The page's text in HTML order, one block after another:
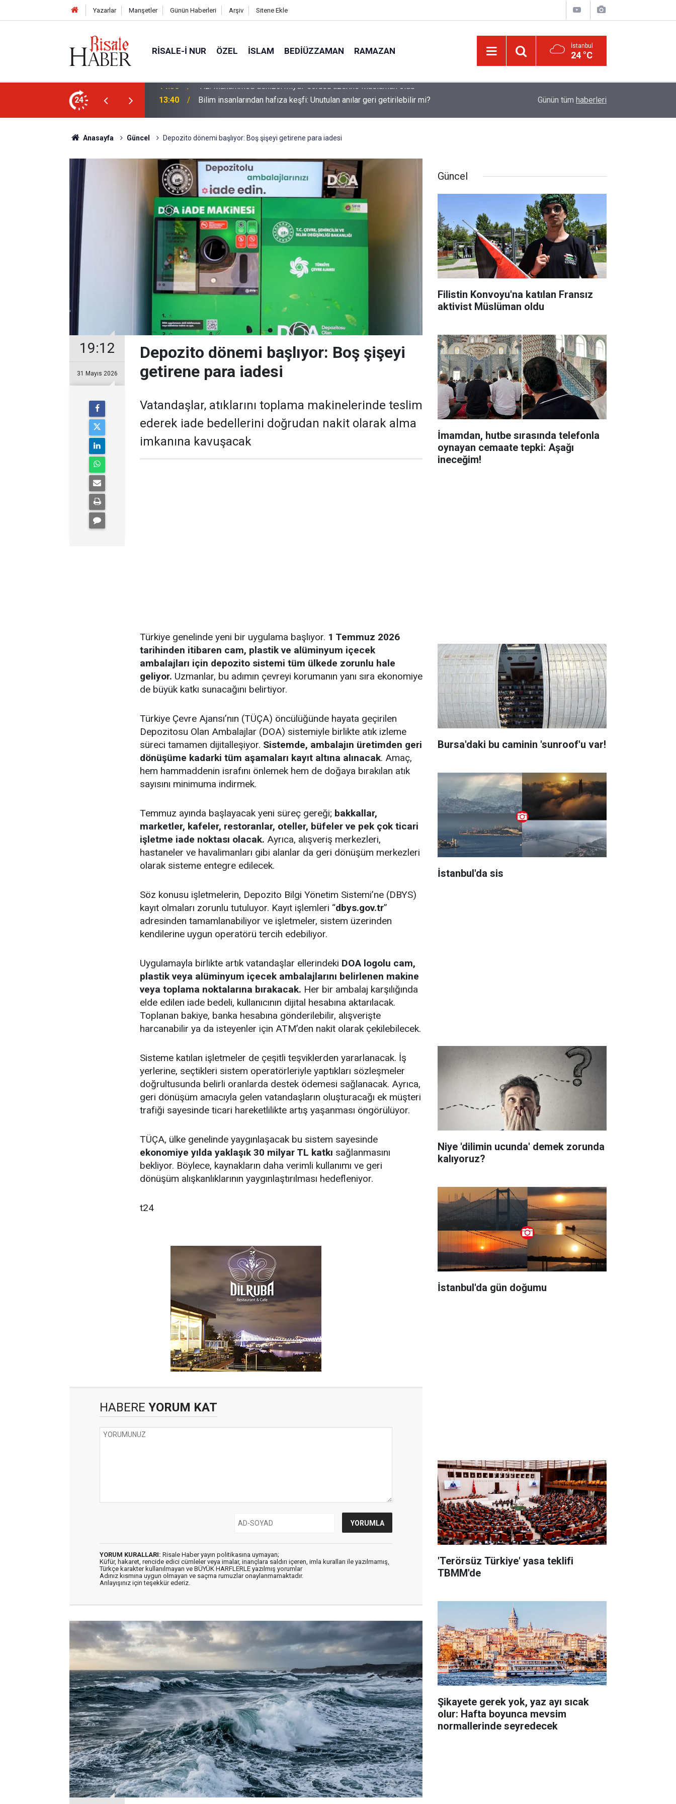
Yazarlar Manşetler Günün Haberleri Arşiv Sitene Ekle
RISALE-I NUR ÖZEL İSLAM BEDIÜZZAMAN RAMAZAN İstanbul
24 °C
24
üzerine Müslüman oldu 13:40 Bilim insanlarından hafıza keşfi: Unutulan anılar geri getirilebilir mi? Katil israil, Dr. Ebu Safiyye’yi işkence ile
Günün tüm haberleri
Anasayfa Güncel Depozito dönemi başlıyor: Boş şişeyi getirene para iadesi
19:12
31 Mayıs 2026
Depozito dönemi başlıyor: Boş şişeyi
getirene para iadesi
Vatandaşlar, atıklarını toplama makinelerinde teslim
ederek iade bedellerini doğrudan nakit olarak alma
imkanına kavuşacak
Türkiye genelinde yeni bir uygulama başlıyor. 1 Temmuz 2026
tarihinden itibaren cam, plastik ve alüminyum içecek
ambalajları için depozito sistemi tüm ülkede zorunlu hale
geliyor. Uzmanlar, bu adımın çevreyi korumanın yanı sıra ekonomiye
de büyük katkı sunacağını belirtiyor.
Türkiye Çevre Ajansı’nın (TÜÇA) öncülüğünde hayata geçirilen
Depozitosu Olan Ambalajlar (DOA) sistemiyle birlikte atık izleme
süreci tamamen dijitalleşiyor. Sistemde, ambalajın üretimden geri
dönüşüme kadarki tüm aşamaları kayıt altına alınacak. Amaç,
hem hammaddenin israfını önlemek hem de doğaya bırakılan atık
sayısını minimuma indirmek.
Temmuz ayında başlayacak yeni süreç gereği; bakkallar,
marketler, kafeler, restoranlar, oteller, büfeler ve pek çok ticari
işletme iade noktası olacak. Ayrıca, alışveriş merkezleri,
hastaneler ve havalimanları gibi alanlar da geri dönüşüm merkezleri
olarak sisteme entegre edilecek.
Söz konusu işletmelerin, Depozito Bilgi Yönetim Sistemi’ne (DBYS)
kayıt olmaları zorunlu tutuluyor. Kayıt işlemleri “dbys.gov.tr”
adresinden tamamlanabiliyor ve işletmeler, sistem üzerinden
kendilerine uygun operatörü tercih edebiliyor.
Uygulamayla birlikte artık vatandaşlar ellerindeki DOA logolu cam,
plastik veya alüminyum içecek ambalajlarını belirlenen makine
veya toplama noktalarına bırakacak. Her bir ambalaj karşılığında
elde edilen iade bedeli, kullanıcının dijital hesabına aktarılacak.
Toplanan bakiye, banka hesabına gönderilebilir, alışverişte
harcanabilir ya da isteyenler için ATM’den nakit olarak çekilebilecek.
Sisteme katılan işletmeler de çeşitli teşviklerden yararlanacak. İş
yerlerine, seçtikleri sistem operatörleriyle yaptıkları sözleşmeler
doğrultusunda belirli oranlarda destek ödemesi sağlanacak. Ayrıca,
geri dönüşüm amacıyla gelen vatandaşların oluşturacağı ek müşteri
trafiği sayesinde ticari hareketlilikte artış yaşanması öngörülüyor.
TÜÇA, ülke genelinde yaygınlaşacak bu sistem sayesinde
ekonomiye yılda yaklaşık 30 milyar TL katkı sağlanmasını
bekliyor. Böylece, kaynakların daha verimli kullanımı ve geri
dönüşüm alışkanlıklarının yaygınlaştırılması hedefleniyor.
t24
HABERE YORUM KAT
YORUM KURALLARI: Risale Haber yayın politikasına uymayan;
Küfür, hakaret, rencide edici cümleler veya imalar, inançlara saldırı içeren, imla kuralları ile yazılmamış,
Türkçe karakter kullanılmayan ve BÜYÜK HARFLERLE yazılmış yorumlar
Adınız kısmına uygun olmayan ve saçma rumuzlar onaylanmamaktadır.
Anlayışınız için teşekkür ederiz.
Güncel
Filistin Konvoyu'na katılan Fransız
aktivist Müslüman oldu
İmamdan, hutbe sırasında telefonla
oynayan cemaate tepki: Aşağı
ineceğim!
Bursa'daki bu caminin 'sunroof'u var!
İstanbul'da sis
Niye 'dilimin ucunda' demek zorunda
kalıyoruz?
İstanbul'da gün doğumu
'Terörsüz Türkiye' yasa teklifi
TBMM'de
Şikayete gerek yok, yaz ayı sıcak
olur: Hafta boyunca mevsim
normallerinde seyredecek